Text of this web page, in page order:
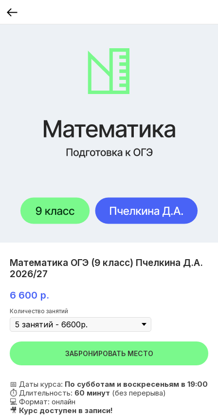
Математика ОГЭ (9 класс) Пчелкина Д.А.
2026/27
6 600 р.
Количество занятий
ЗАБРОНИРОВАТЬ МЕСТО
📅 Даты курса: По субботам и воскресеньям в 19:00
⏱ Длительность: 60 минут (без перерыва)
💻 Формат: онлайн
🎥 Курс доступен в записи!